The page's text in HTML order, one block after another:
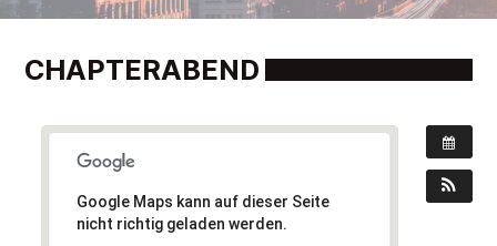
CHAPTERABEND
Google Maps kann auf dieser Seite
nicht richtig geladen werden.